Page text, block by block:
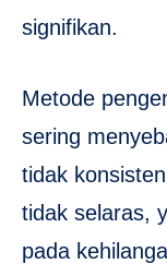
signifikan.
Metode
sering
tidak
tidak selaras,
pada